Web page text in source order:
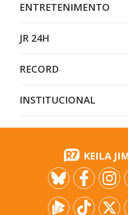
ENTRETENIMENTO
JR 24H
RECORD
INSTITUCIONAL
KEILA